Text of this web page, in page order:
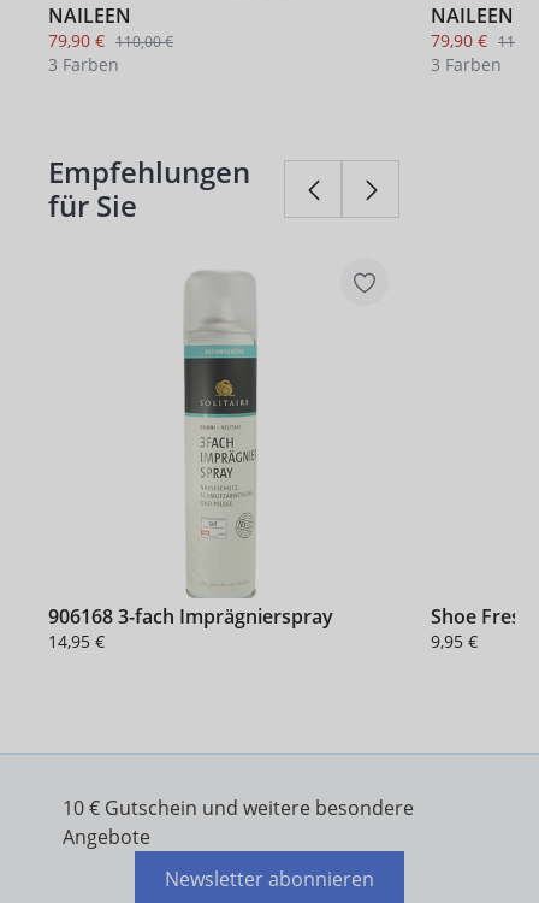
NAILEEN
79,90 € 110,00 €
3 Farben
NAILEEN
79,90 €
3 Farben
Produktgalerie überspringen
Empfehlungen
für Sie
906168 3-fach Imprägnierspray
14,95 €
Shoe Fresh
9,95 €
10 € Gutschein und weitere besondere
Angebote
Newsletter abonnieren